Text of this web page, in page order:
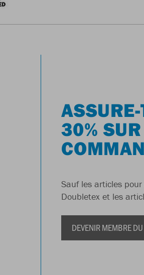
30%
Sauf les articles
Doubletex et les
DEVENIR MEMBRE